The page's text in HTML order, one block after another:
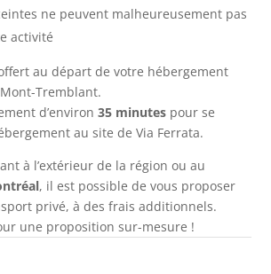
ne peuvent malheureusement pas
activité
au départ de votre hébergement
Tremblant.
d’environ 35 minutes pour se
au site de Via Ferrata.
à l’extérieur de la région ou au
, il est possible de vous proposer
privé, à des frais additionnels.
une proposition sur-mesure !